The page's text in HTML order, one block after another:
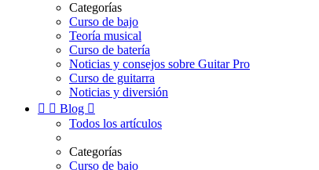
Categorías
Curso de bajo
Teoría musical
Curso de batería
Noticias y consejos sobre Guitar Pro
Curso de guitarra
Noticias y diversión
  Blog 
Todos los artículos
Categorías
Curso de bajo